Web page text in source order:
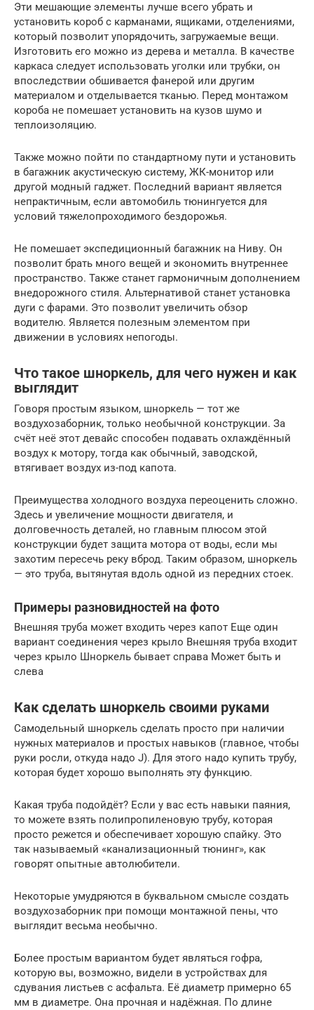
Эти мешающие элементы лучше всего убрать и
установить короб с карманами, ящиками, отделениями,
который позволит упорядочить, загружаемые вещи.
Изготовить его можно из дерева и металла. В качестве
каркаса следует использовать уголки или трубки, он
впоследствии обшивается фанерой или другим
материалом и отделывается тканью. Перед монтажом
короба не помешает установить на кузов шумо и
теплоизоляцию.
Также можно пойти по стандартному пути и установить
в багажник акустическую систему, ЖК-монитор или
другой модный гаджет. Последний вариант является
непрактичным, если автомобиль тюнингуется для
условий тяжелопроходимого бездорожья.
Не помешает экспедиционный багажник на Ниву. Он
позволит брать много вещей и экономить внутреннее
пространство. Также станет гармоничным дополнением
внедорожного стиля. Альтернативой станет установка
дуги с фарами. Это позволит увеличить обзор
водителю. Является полезным элементом при
движении в условиях непогоды.
Что такое шноркель, для чего нужен и как
выглядит
Говоря простым языком, шноркель — тот же
воздухозаборник, только необычной конструкции. За
счёт неё этот девайс способен подавать охлаждённый
воздух к мотору, тогда как обычный, заводской,
втягивает воздух из-под капота.
Преимущества холодного воздуха переоценить сложно.
Здесь и увеличение мощности двигателя, и
долговечность деталей, но главным плюсом этой
конструкции будет защита мотора от воды, если мы
захотим пересечь реку вброд. Таким образом, шноркель
— это труба, вытянутая вдоль одной из передних стоек.
Примеры разновидностей на фото
Внешняя труба может входить через капот Еще один
вариант соединения через крыло Внешняя труба входит
через крыло Шноркель бывает справа Может быть и
слева
Как сделать шноркель своими руками
Самодельный шноркель сделать просто при наличии
нужных материалов и простых навыков (главное, чтобы
руки росли, откуда надо J). Для этого надо купить трубу,
которая будет хорошо выполнять эту функцию.
Какая труба подойдёт? Если у вас есть навыки паяния,
то можете взять полипропиленовую трубу, которая
просто режется и обеспечивает хорошую спайку. Это
так называемый «канализационный тюнинг», как
говорят опытные автолюбители.
Некоторые умудряются в буквальном смысле создать
воздухозаборник при помощи монтажной пены, что
выглядит весьма необычно.
Более простым вариантом будет являться гофра,
которую вы, возможно, видели в устройствах для
сдувания листьев с асфальта. Её диаметр примерно 65
мм в диаметре. Она прочная и надёжная. По длине